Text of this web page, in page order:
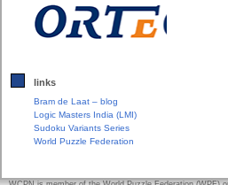
links
Bram de Laat – blog
Logic Masters India (LMI)
Sudoku Variants Series
World Puzzle Federation